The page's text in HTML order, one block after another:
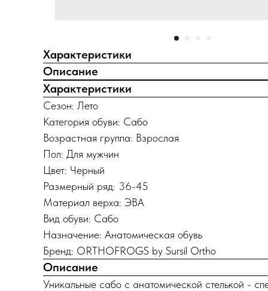
Характеристики
Описание
Характеристики
Сезон: Лето
Категория обуви: Сабо
Возрастная группа: Взрослая
Пол: Для мужчин
Цвет: Черный
Размерный ряд: 36-45
Материал верха: ЭВА
Вид обуви: Сабо
Назначение: Анатомическая обувь
Бренд: ORTHOFROGS by Sursil Ortho
Описание
Уникальные сабо с анатомической стелькой -